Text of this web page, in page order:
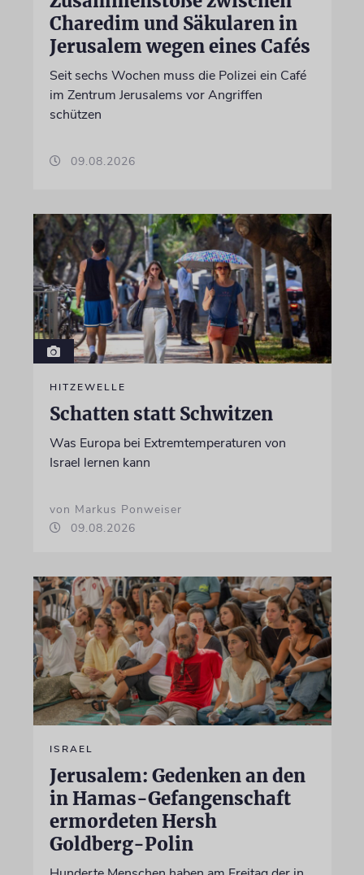
Charedim und Säkularen in
Jerusalem wegen eines Cafés
Seit sechs Wochen muss die Polizei ein Café
im Zentrum Jerusalems vor Angriffen
schützen
09.08.2026
HITZEWELLE
Schatten statt Schwitzen
Was Europa bei Extremtemperaturen von
Israel lernen kann
von Markus Ponweiser
09.08.2026
ISRAEL
Jerusalem: Gedenken an den
in Hamas-Gefangenschaft
ermordeten Hersh
Goldberg-Polin